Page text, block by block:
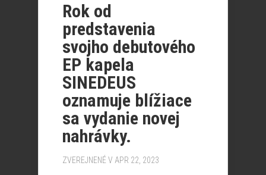
Rok od
predstavenia
svojho debutového
EP kapela
SINEDEUS
oznamuje blížiace
sa vydanie novej
nahrávky.
ZVEREJNENÉ V APR 22, 2023